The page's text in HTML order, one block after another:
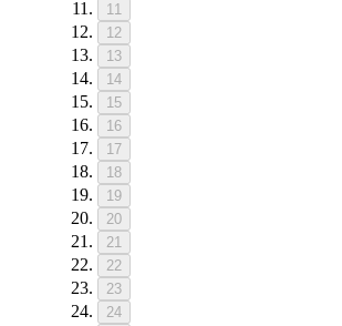
11
12
13
14
15
16
17
18
19
20
21
22
23
24